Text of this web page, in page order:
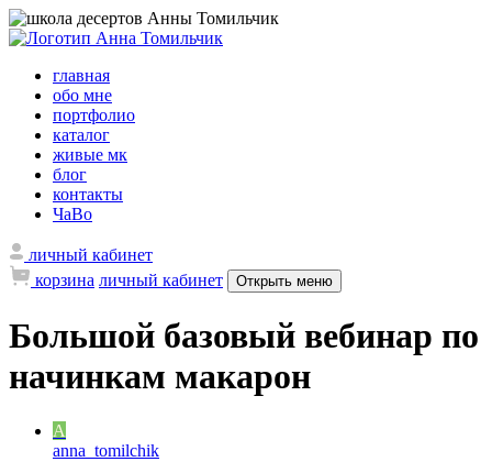
главная
обо мне
портфолио
каталог
живые мк
блог
контакты
ЧаВо
личный кабинет
корзина личный кабинет Открыть меню
Большой базовый вебинар по
начинкам макарон
A
anna_tomilchik